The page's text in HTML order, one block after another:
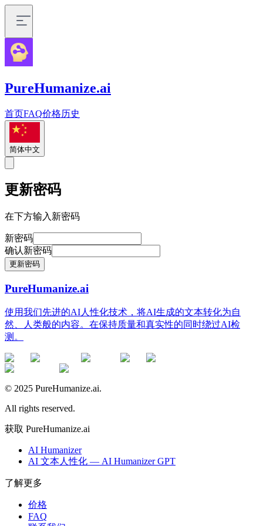
PureHumanize.ai
首页FAQ价格历史
简体中文
更新密码
在下方输入新密码
新密码
确认新密码
更新密码
PureHumanize.ai
使用我们先进的AI人性化技术，将AI生成的文本转化为自
然、人类般的内容。在保持质量和真实性的同时绕过AI检
测。
© 2025 PureHumanize.ai.
All rights reserved.
获取 PureHumanize.ai
AI Humanizer
AI 文本人性化 — AI Humanizer GPT
了解更多
价格
FAQ